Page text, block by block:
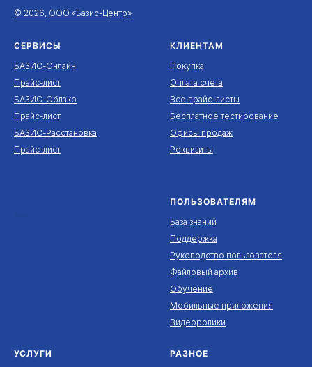
© 2026, ООО «Базис-Центр»
СЕРВИСЫ
БАЗИС-Онлайн
Прайс-лист
БАЗИС-Облако
Прайс-лист
БАЗИС-Расстановка
Прайс-лист
КЛИЕНТАМ
Покупка
Оплата счета
Все прайс-листы
Бесплатное тестирование
Офисы продаж
Реквизиты
ПОЛЬЗОВАТЕЛЯМ
База знаний
Поддержка
Руководство пользователя
Файловый архив
Обучение
Мобильные приложения
Видеоролики
УСЛУГИ
РАЗНОЕ